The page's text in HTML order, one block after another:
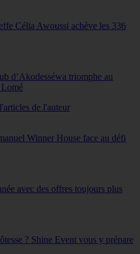
Célia Awoussi achève les 336
d’Akodesséwa triomphe au
de l'auteur
Winner House face au défi
avec des offres toujours plus
? Shine Event vous y prépare